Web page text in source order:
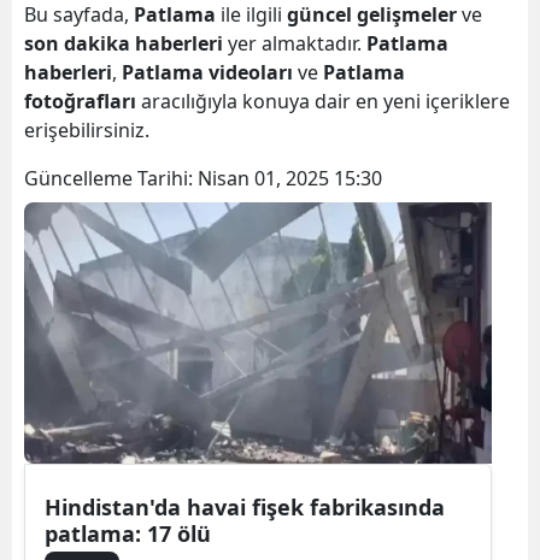
Antalya
Artvin
Balıkesir
Bilecik
Bingöl
Bitlis
Bolu
Burdur
Bu sayfada, Patlama ile ilgili güncel gelişmelerve
son dakika haberleri yer almaktadır. Patlama
haberleri, Patlama videoları ve Patlama
fotoğrafları aracılığıyla konuya dair en yeni içeriklere
erişebilirsiniz.
Güncelleme Tarihi: Nisan 01, 2025 15:30
Hindistan'da havai fişek fabrikasında
patlama: 17 ölü